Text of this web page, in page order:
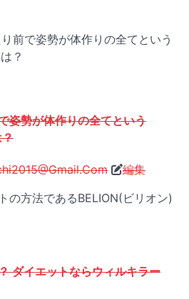
前で姿勢が体作りの全てという
？
姿勢が体作りの全てという
編集
の方法であるBELION(ビリオン)
ダイエットならウィルキラー